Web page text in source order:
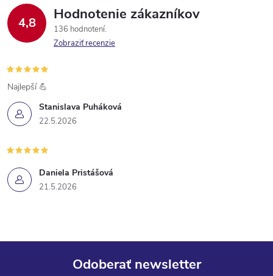
4,8 Hodnotenie zákazníkov
136 hodnotení
Zobraziť recenzie
Stanislava Puháková
22.5.2026
Najlepší 💪
Daniela Pristášová
21.5.2026
Odoberať newsletter